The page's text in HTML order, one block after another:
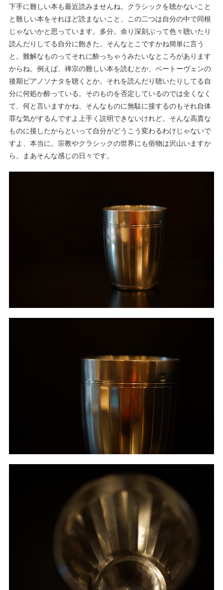
下手に難しい本も最近読みませんね。クラシックを聴かないこと
と難しい本をそれほど読まないこと、この二つは自分の中で同根
じゃないかと思っています。多分。余り深刻ぶって色々聴いたり
読んだりしてる自分に飽きた。そんなとこですかね簡単に言う
と。難解なものってそれに酔っちゃうみたいなところがあります
からね。例えば、禅宗の難しい本を読むとか、ベートーヴェンの
後期ピアノソナタを聴くとか。それを読んだり聴いたりしてる自
分に何処か酔っている。そのものを否定しているのでは全くなく
て、何と言いますかね、そんなものに無駄に接するのもそれ自体
罪な気がするんですよ上手く説明できないけれど。そんな高貴な
ものに接したからといって自分がどうこう変わるわけじゃないで
すよ、本当に。宗教やクラシックの世界にも俗物は沢山いますか
ら。まあそんな感じの日々です。